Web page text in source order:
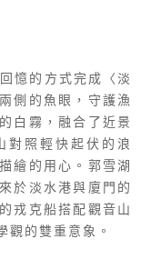
憶的方式完成〈淡
側的魚眼，守護漁
白霧，融合了近景
對照輕快起伏的浪
繪的用心。郭雪湖
於淡水港與廈門的
戎克船搭配觀音山
觀的雙重意象。